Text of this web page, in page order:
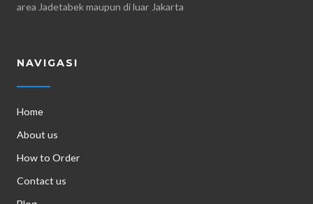
area Jadetabek maupun di luar Jakarta
NAVIGASI
Home
About us
How to Order
Contact us